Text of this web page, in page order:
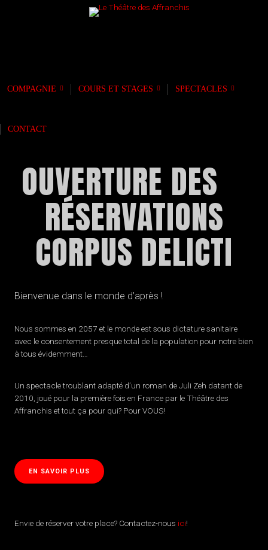
COMPAGNIE COURS ET STAGES SPECTACLES
CONTACT
OUVERTURE DES
RÉSERVATIONS
CORPUS DELICTI
Bienvenue dans le monde d’après !
Nous sommes en 2057 et le monde est sous dictature sanitaire
avec le consentement presque total de la population pour notre bien
à tous évidemment…
Un spectacle troublant adapté d’un roman de Juli Zeh datant de
2010, joué pour la première fois en France par le Théâtre des
Affranchis et tout ça pour qui? Pour VOUS!
EN SAVOIR PLUS
Envie de réserver votre place? Contactez-nous ici!